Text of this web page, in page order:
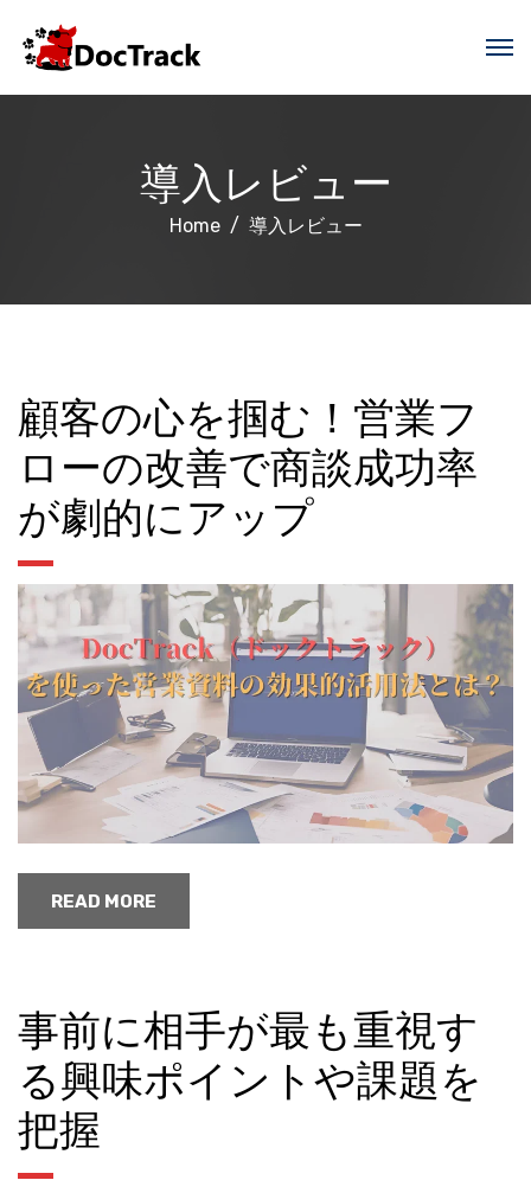
導入レビュー
Home 導入レビュー
顧客の心を掴む！営業フ
ローの改善で商談成功率
が劇的にアップ
READ MORE
事前に相手が最も重視す
る興味ポイントや課題を
把握